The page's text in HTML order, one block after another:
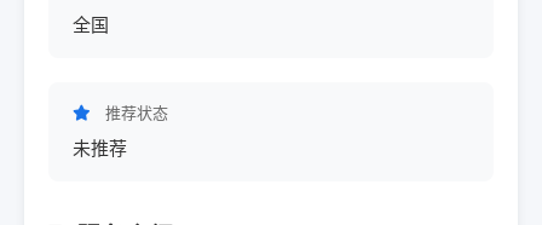
全国
推荐状态
未推荐